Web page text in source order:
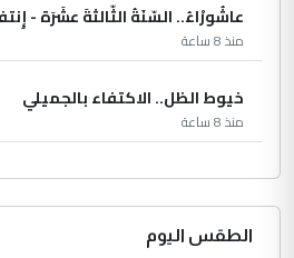
عاشُورْاءُ.. السّنَةُ الثّالثةَ عشَرَة -
منذ 8 ساعة
خيوط الظل.. الاكتفاء بالجميلي
منذ 8 ساعة
الطقس اليوم